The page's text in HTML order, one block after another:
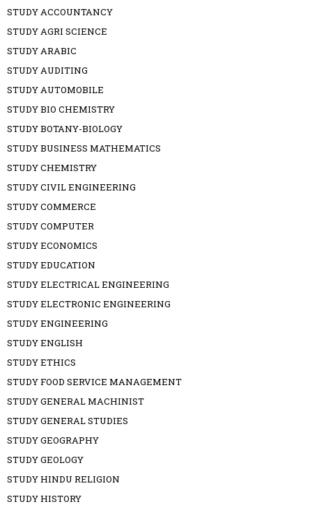
STUDY ACCOUNTANCY
STUDY AGRI SCIENCE
STUDY ARABIC
STUDY AUDITING
STUDY AUTOMOBILE
STUDY BIO CHEMISTRY
STUDY BOTANY-BIOLOGY
STUDY BUSINESS MATHEMATICS
STUDY CHEMISTRY
STUDY CIVIL ENGINEERING
STUDY COMMERCE
STUDY COMPUTER
STUDY ECONOMICS
STUDY EDUCATION
STUDY ELECTRICAL ENGINEERING
STUDY ELECTRONIC ENGINEERING
STUDY ENGINEERING
STUDY ENGLISH
STUDY ETHICS
STUDY FOOD SERVICE MANAGEMENT
STUDY GENERAL MACHINIST
STUDY GENERAL STUDIES
STUDY GEOGRAPHY
STUDY GEOLOGY
STUDY HINDU RELIGION
STUDY HISTORY